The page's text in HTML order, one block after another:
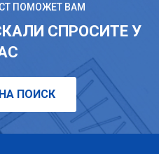
ПОМОЖЕТ ВАМ
СПРОСИТЕ У
ПОИСК